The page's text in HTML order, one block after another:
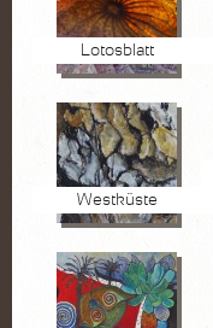
Lotosblatt
Westküste